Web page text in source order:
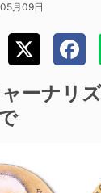
月09日
ャーナリ